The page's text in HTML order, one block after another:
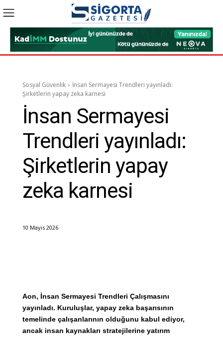
Sosyal Güvenlik
İnsan Sermayesi Trendleri yayınladı:
Şirketlerin yapay zeka karnesi
İnsan Sermayesi
Trendleri yayınladı:
Şirketlerin yapay
zeka karnesi
10 Mayıs 2026
Aon, İnsan Sermayesi Trendleri Çalışmasını
yayınladı. Kuruluşlar, yapay zeka başarısının
temelinde çalışanlarının olduğunu kabul ediyor,
ancak insan kaynakları stratejilerine yatırım